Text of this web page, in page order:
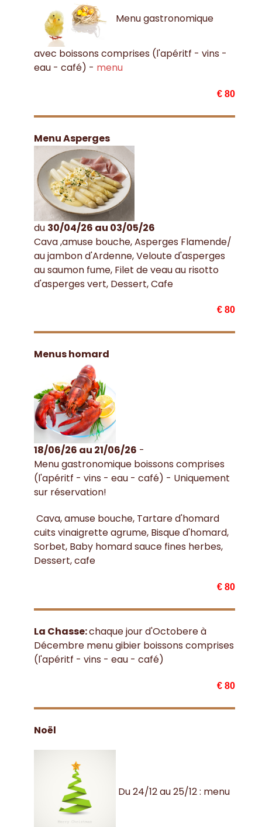
Menu gastronomique
avec boissons comprises (l'apéritf - vins -
eau - café) - menu
€ 80
Menu Asperges
du 30/04/26 au 03/05/26
Cava ,amuse bouche, Asperges Flamende/
au jambon d'Ardenne, Veloute d'asperges
au saumon fume, Filet de veau au risotto
d'asperges vert, Dessert, Cafe
€ 80
Menus homard
18/06/26 au 21/06/26 -
Menu gastronomique boissons comprises
(l'apéritf - vins - eau - café) - Uniquement
sur réservation!
Cava, amuse bouche, Tartare d'homard
cuits vinaigrette agrume, Bisque d'homard,
Sorbet, Baby homard sauce fines herbes,
Dessert, cafe
€ 80
La Chasse:chaque jour d'Octobere à
Décembre menu gibier boissons comprises
(l'apéritf - vins - eau - café)
€ 80
Noël
Du 24/12 au 25/12 : menu